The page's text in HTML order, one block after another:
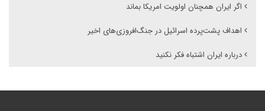
اگر ایران همچنان اولویت امریکا بماند
اهداف پشت‌پرده اسرائیل در جنگ‌افروزی‌های اخیر
درباره ایران اشتباه فکر نکنید